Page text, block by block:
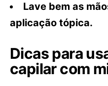
Lave bem as
aplicação tópica.
Dicas para
capilar com